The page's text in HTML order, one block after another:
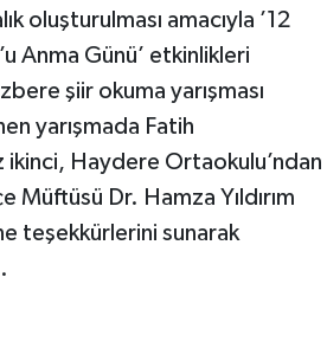
oluşturulması amacıyla ’12
Anma Günü’ etkinlikleri
şiir okuma yarışması
yarışmada Fatih
Haydere Ortaokulu’ndan
Müftüsü Dr. Hamza Yıldırım
teşekkürlerini sunarak